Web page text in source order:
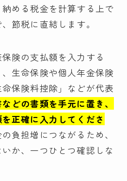
める税金を計算する上で
節税に直結します。
険の支払額を入力する
、生命保険や個人年金保険
保険料控除」などが代表
どの書類を手元に置き、
正確に入力してくださ
負担増につながるため、
か、一つひとつ確認しな